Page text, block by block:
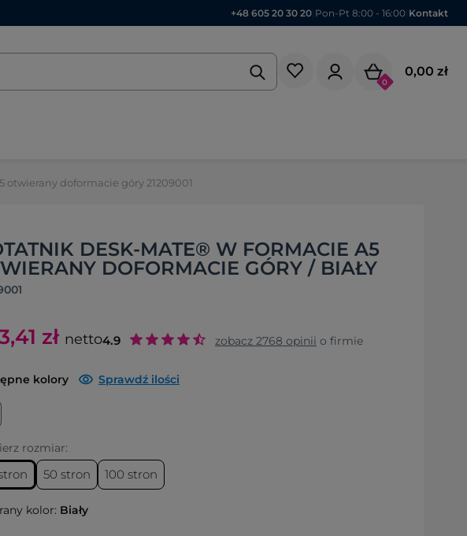
+48 605 20 30 20 Pon-Pt 8:00 - 16:00 Kontakt
0
0,00 zł
doformacie góry 21209001
DESK-MATE® W FORMACIE A5
DOFORMACIE GÓRY / BIAŁY
zł netto4.9 zobacz 2768 opinii o firmie
kolory Sprawdź ilości
rozmiar:
50 stron 100 stron
kolor: Biały